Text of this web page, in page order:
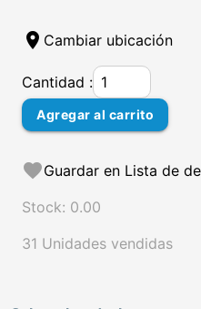
location_on Cambiar ubicación
Cantidad :
Agregar al carrito
favoriteGuardar en Lista de
Stock: 0.00
31 Unidades vendidas